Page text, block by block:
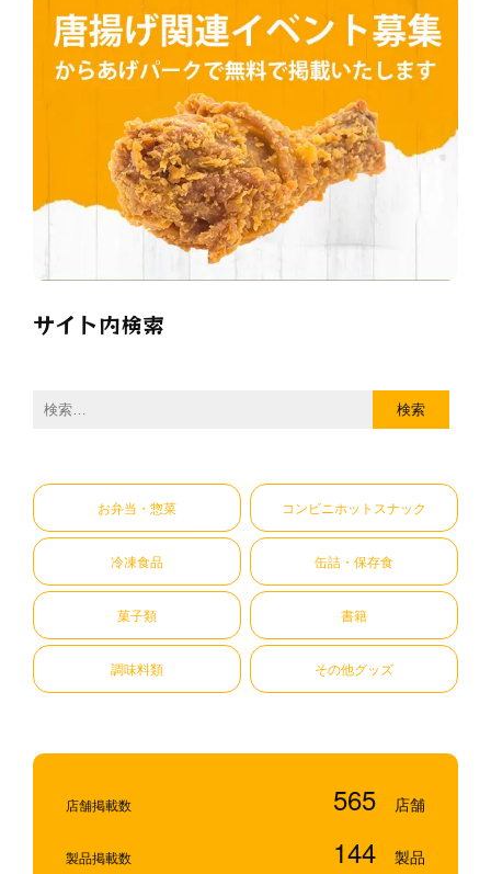
サイト内検索
検
お弁当・惣菜 コンビニホットスナック
冷凍食品 缶詰・保存食
菓子類 書籍
調味料類 その他グッズ
店舗掲載数 565
製品掲載数 144